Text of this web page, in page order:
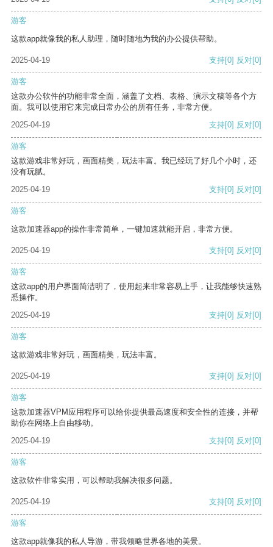
游客
这款app就像我的私人助理，随时随地为我的办公提供帮助。
2025-04-19 支持[0] 反对[0]
游客
这款办公软件的功能非常全面，涵盖了文档、表格、演示文稿等各个方
面。我可以使用它来完成日常办公的所有任务，非常方便。
2025-04-19
支持[0] 反对[0]
游客
这款游戏非常好玩，画面精美，玩法丰富。我已经玩了好几个小时，还
没有玩腻。
2025-04-19
支持[0] 反对[0]
游客
这款加速器app的操作非常简单，一键加速就能开启，非常方便。
2025-04-19 支持[0] 反对[0]
游客
这款app的用户界面简洁明了，使用起来非常容易上手，让我能够快速熟
悉操作。
2025-04-19
支持[0] 反对[0]
游客
这款游戏非常好玩，画面精美，玩法丰富。
2025-04-19 支持[0] 反对[0]
游客
这款加速器VPM应用程序可以给你提供最高速度和安全性的连接，并帮
助你在网络上自由移动。
2025-04-19
支持[0] 反对[0]
游客
这款软件非常实用，可以帮助我解决很多问题。
2025-04-19 支持[0] 反对[0]
游客
这款app就像我的私人导游，带我领略世界各地的美景。